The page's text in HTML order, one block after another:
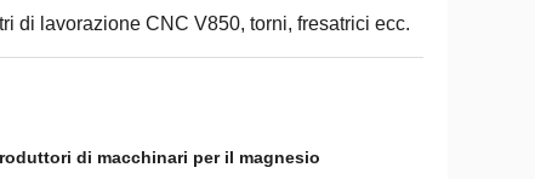
di lavorazione CNC V850, torni, fresatrici ecc.
di macchinari per il magnesio